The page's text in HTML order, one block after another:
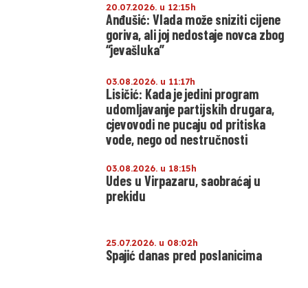
20.07.2026. u 12:15h
Anđušić: Vlada može sniziti cijene
goriva, ali joj nedostaje novca zbog
“jevašluka”
03.08.2026. u 11:17h
Lisičić: Kada je jedini program
udomljavanje partijskih drugara,
cjevovodi ne pucaju od pritiska
vode, nego od nestručnosti
03.08.2026. u 18:15h
Udes u Virpazaru, saobraćaj u
prekidu
25.07.2026. u 08:02h
Spajić danas pred poslanicima